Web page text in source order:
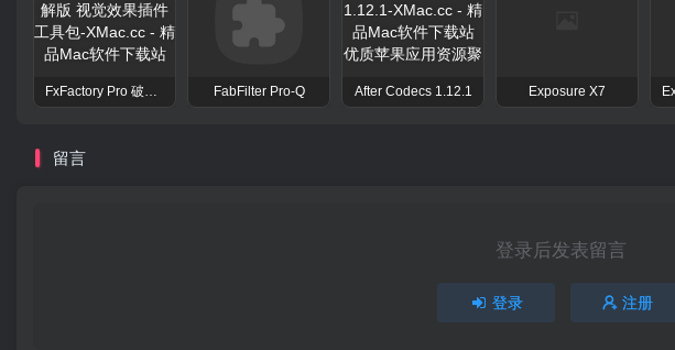
FxFactory Pro 破解版 视觉效果插件工具包 FabFilter Pro-Q After Codecs 1.12.1 Exposure X7
留言
登录后发表留言
登录 注册